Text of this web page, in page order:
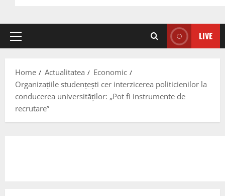
Primary
LIVE
Home Actualitatea
Economic
Organizațiile studențești cer interzicerea politicienilor la
conducerea universităților: „Pot fi instrumente de
recrutare”